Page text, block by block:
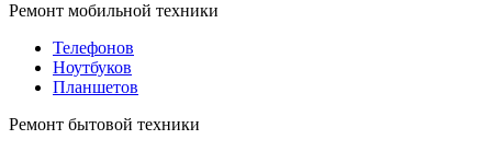
Ремонт мобильной техники
Телефонов
Ноутбуков
Планшетов
Ремонт бытовой техники